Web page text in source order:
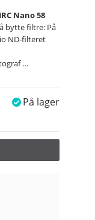
Nano 58
bytte filtre: På
ND-filteret
…
På lager